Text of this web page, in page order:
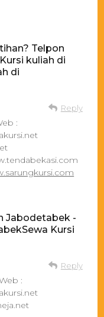
Telpon
kuliah di
di
Reply
:
Jabodetabek -
Kursi
Reply
: